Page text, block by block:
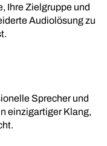
Ihre Zielgruppe und
Audiolösung zu
Sprecher und
einzigartiger Klang,